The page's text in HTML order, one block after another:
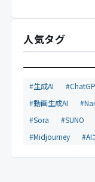
人気タグ
#生成AI
#動画生成AI
#Sora
#SUNO
#Midjourney
#AI